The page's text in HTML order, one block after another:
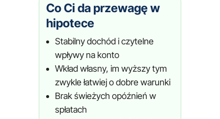
Co Ci da przewagę w
hipotece
Stabilny dochód i czytelne
wpływy na konto
Wkład własny, im wyższy tym
zwykle łatwiej o dobre warunki
Brak świeżych opóźnień w
spłatach